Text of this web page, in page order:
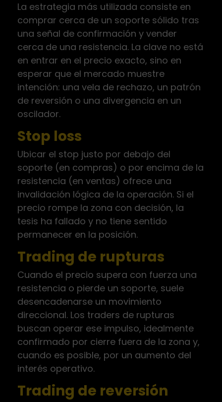
La estrategia más utilizada consiste en
comprar cerca de un soporte sólido tras
una señal de confirmación y vender
cerca de una resistencia. La clave no está
en entrar en el precio exacto, sino en
esperar que el mercado muestre
intención: una vela de rechazo, un patrón
de reversión o una divergencia en un
oscilador.
Stop loss
Ubicar el stop justo por debajo del
soporte (en compras) o por encima de la
resistencia (en ventas) ofrece una
invalidación lógica de la operación. Si el
precio rompe la zona con decisión, la
tesis ha fallado y no tiene sentido
permanecer en la posición.
Trading de rupturas
Cuando el precio supera con fuerza una
resistencia o pierde un soporte, suele
desencadenarse un movimiento
direccional. Los traders de rupturas
buscan operar ese impulso, idealmente
confirmado por cierre fuera de la zona y,
cuando es posible, por un aumento del
interés operativo.
Trading de reversión